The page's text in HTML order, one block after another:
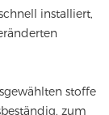
installiert,
stoffe
zum